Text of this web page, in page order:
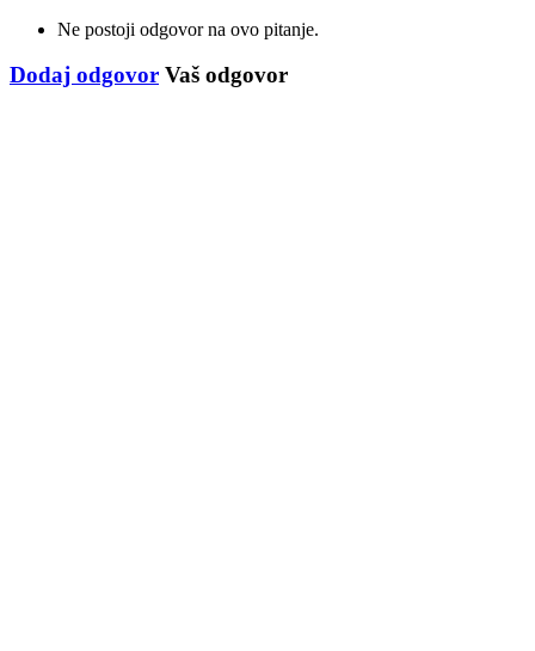
Ne postoji odgovor na ovo pitanje.
Dodaj odgovor Vaš odgovor